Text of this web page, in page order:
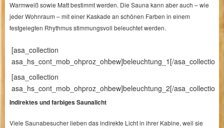
Warmweiß sowie Matt bestimmt werden. Die Sauna kann aber auch – wie
jeder Wohnraum – mit einer Kaskade an schönen Farben in einem
festgelegten Rhythmus stimmungsvoll beleuchtet werden.
[asa_collection
asa_hs_cont_mob_ohproz_ohbew]beleuchtung_1[/asa_collection]
[asa_collection
asa_hs_cont_mob_ohproz_ohbew]beleuchtung_2[/asa_collection]
Indirektes und farbiges Saunalicht
Viele Saunabesucher lieben das indirekte Licht in ihrer Kabine, weil sie